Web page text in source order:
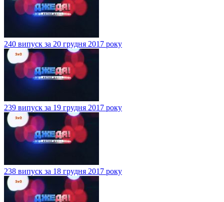
240 випуск за 20 грудня 2017 року
239 випуск за 19 грудня 2017 року
238 випуск за 18 грудня 2017 року